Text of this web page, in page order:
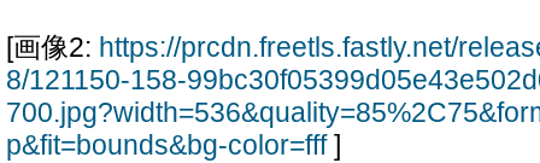
[画像2: https://prcdn.freetls.fastly.net/
8/121150-158-
p&fit=bounds&bg-color=fff]